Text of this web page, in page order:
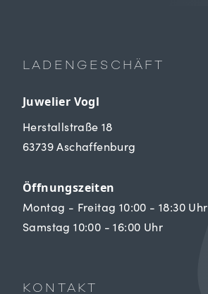
LADENGESCHÄFT
Juwelier Vogl
Herstallstraße 18
63739 Aschaffenburg
Öffnungszeiten
Montag - Freitag 10:00 - 18:30 Uhr
Samstag 10:00 - 16:00 Uhr
KONTAKT